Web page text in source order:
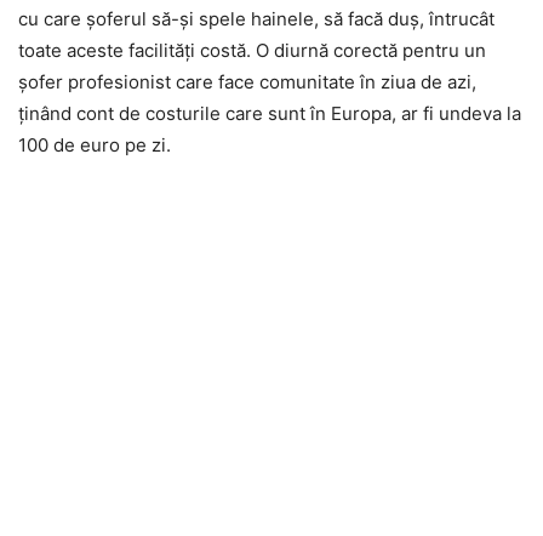
cu care șoferul să-și spele hainele, să facă duș, întrucât
toate aceste facilități costă. O diurnă corectă pentru un
șofer profesionist care face comunitate în ziua de azi,
ținând cont de costurile care sunt în Europa, ar fi undeva la
100 de euro pe zi.